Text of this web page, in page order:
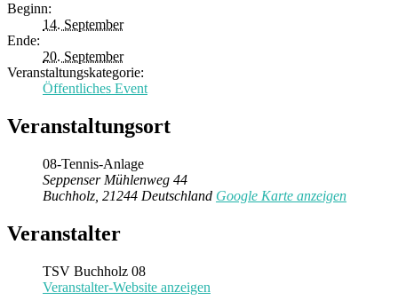
Beginn:
14. September
Ende:
20. September
Veranstaltungskategorie:
Öffentliches Event
Veranstaltungsort
08-Tennis-Anlage
Seppenser Mühlenweg 44
Buchholz 21244 Deutschland Google Karte anzeigen
Veranstalter
TSV Buchholz 08
Veranstalter-Website anzeigen